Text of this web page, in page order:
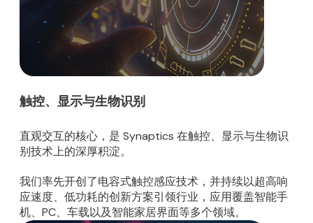
触控、显示与生物识别
直观交互的核心，是 Synaptics 在触控、显示与生物识
别技术上的深厚积淀。
我们率先开创了电容式触控感应技术，并持续以超高响
应速度、低功耗的创新方案引领行业，应用覆盖智能手
机、PC、车载以及智能家居界面等多个领域。